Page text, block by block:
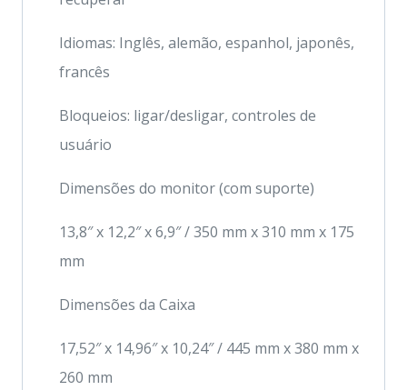
Idiomas: Inglês, alemão, espanhol, japonês,
francês
Bloqueios: ligar/desligar, controles de
usuário
Dimensões do monitor (com suporte)
13,8″ x 12,2″ x 6,9″ / 350 mm x 310 mm x 175
mm
Dimensões da Caixa
17,52″ x 14,96″ x 10,24″ / 445 mm x 380 mm x
260 mm